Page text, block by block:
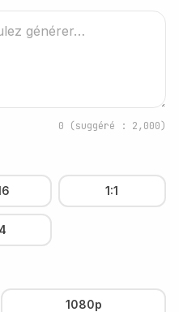
0 (suggéré : 2,000)
1:1
1080p